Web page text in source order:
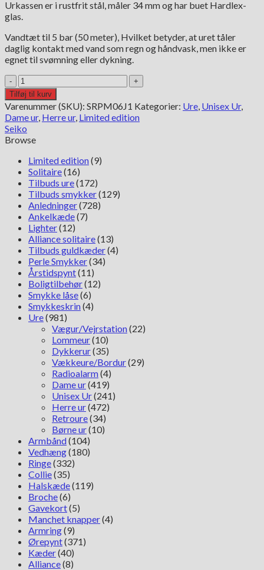
Urkassen er i rustfrit stål, måler 34 mm og har buet Hardlex-
glas.
Vandtæt til 5 bar (50 meter), Hvilket betyder, at uret tåler
daglig kontakt med vand som regn og håndvask, men ikke er
egnet til svømning eller dykning.
Seiko
Presage
Cocktail
Time
Sakura
Aviation
Limited
Edition
SRPM06J1
antal
Tilføj til kurv
Varenummer (SKU): SRPM06J1 Kategorier: Ure, Unisex Ur,
Dame ur, Herre ur, Limited edition
Seiko
Browse
Limited edition(9)
Solitaire(16)
Tilbuds ure(172)
Tilbuds smykker(129)
Anledninger(728)
Ankelkæde(7)
Lighter(12)
Alliance solitaire(13)
Tilbuds guldkæder(4)
Perle Smykker(34)
Årstidspynt(11)
Boligtilbehør(12)
Smykke låse(6)
Smykkeskrin(4)
Ure(981)
Vægur/Vejrstation(22)
Lommeur(10)
Dykkerur(35)
Vækkeure/Bordur(29)
Radioalarm(4)
Dame ur(419)
Unisex Ur(241)
Herre ur(472)
Retroure(34)
Børne ur(10)
Armbånd(104)
Vedhæng(180)
Ringe(332)
Collie(35)
Halskæde(119)
Broche(6)
Gavekort(5)
Manchet knapper(4)
Armring(9)
Ørepynt(371)
Kæder(40)
Alliance(8)